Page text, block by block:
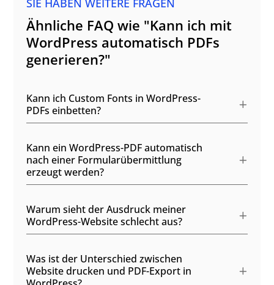
SIE HABEN WEITERE FRAGEN
Ähnliche FAQ wie "Kann ich mit
WordPress automatisch PDFs
generieren?"
Kann ich Custom Fonts in WordPress-
PDFs einbetten?
Kann ein WordPress-PDF automatisch
nach einer Formularübermittlung
erzeugt werden?
Warum sieht der Ausdruck meiner
WordPress-Website schlecht aus?
Was ist der Unterschied zwischen
Website drucken und PDF-Export in